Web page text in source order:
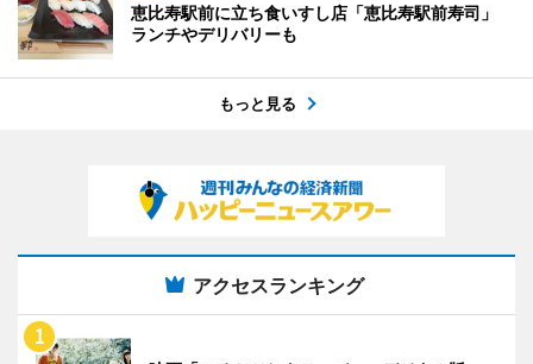
恵比寿駅前に立ち食いすし店「恵比寿駅前寿司」
ランチやデリバリーも
もっと見る
アクセスランキング